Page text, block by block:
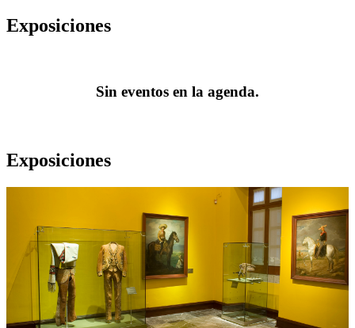
Exposiciones
Sin eventos en la agenda.
Exposiciones